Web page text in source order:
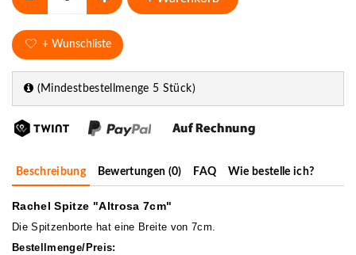
+ Wunschliste
(Mindestbestellmenge 5 Stück)
Beschreibung Bewertungen (0) FAQ Wie bestelle ich?
Rachel Spitze "Altrosa 7cm"
Die Spitzenborte hat eine Breite von 7cm.
Bestellmenge/Preis: